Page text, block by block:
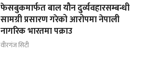
फेसबुकमार्फत बाल यौन दुर्व्यवहारसम्बन्धी
सामग्री प्रसारण गरेको आरोपमा नेपाली
नागरिक भारतमा पक्राउ
वीरगंज सिटी